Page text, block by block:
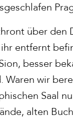
über den
entfernt
besser
Waren wir
Saal
alten